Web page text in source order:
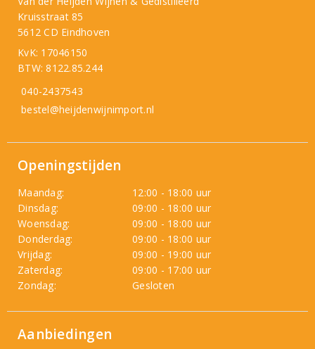
Kruisstraat 85
5612 CD Eindhoven
KvK: 17046150
BTW: 8122.85.244
040-2437543
bestel@heijdenwijnimport.nl
Openingstijden
Maandag:
12:00 - 18:00 uur
Dinsdag:
09:00 - 18:00 uur
Woensdag:
09:00 - 18:00 uur
Donderdag:
09:00 - 18:00 uur
Vrijdag:
09:00 - 19:00 uur
Zaterdag:
09:00 - 17:00 uur
Zondag:
Gesloten
Aanbiedingen